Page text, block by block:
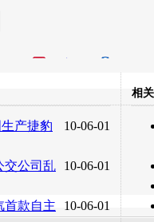
转发至：
10-06-01
产捷豹
10-06-01
交公司乱
10-06-01
首款自主
相